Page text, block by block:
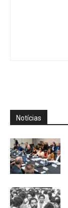
Notícias